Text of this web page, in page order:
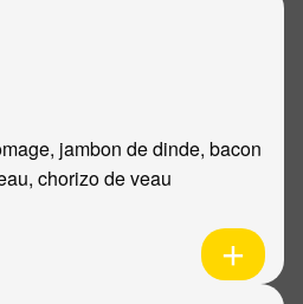
jambon de dinde, bacon
chorizo de veau